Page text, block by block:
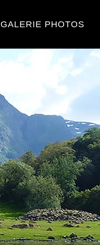
GALERIE PHOTOS